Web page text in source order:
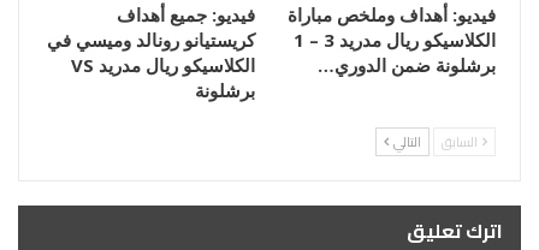
فيديو: أهداف وملخص مباراة
الكلاسيكو ريال مدريد 3 – 1
برشلونة ضمن الدوري…
فيديو: جميع أهداف
كريستيانو رونالد وميسي في
الكلاسيكو ريال مدريد VS
برشلونة
السابق التالي
اترك تعليق